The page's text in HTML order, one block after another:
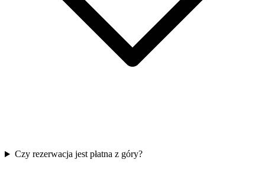
Czy rezerwacja jest płatna z góry?